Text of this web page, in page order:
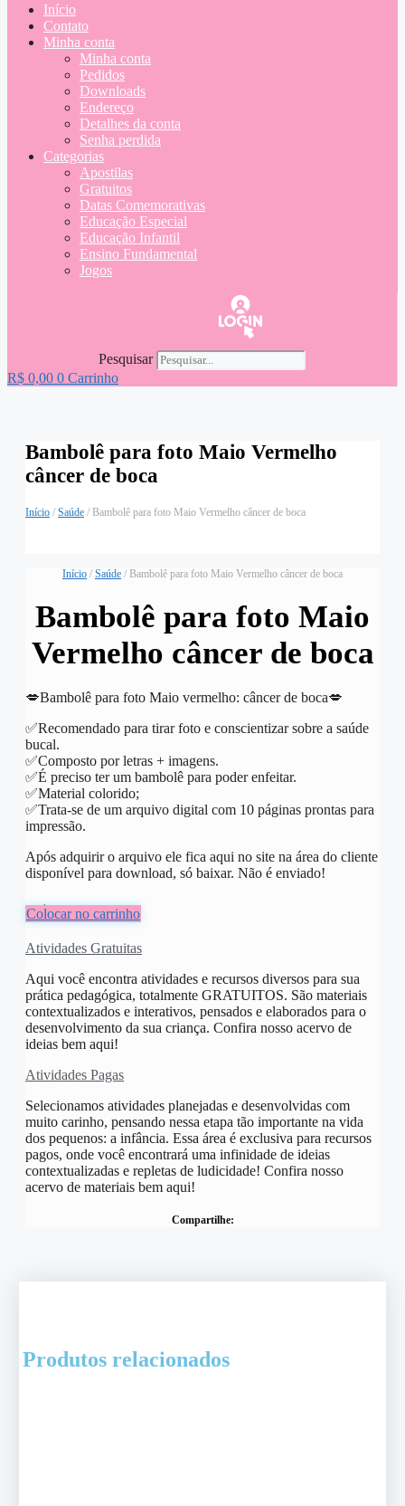
Início
Contato
Minha conta
Minha conta
Pedidos
Downloads
Endereço
Detalhes da conta
Senha perdida
Categorias
Apostilas
Gratuitos
Datas Comemorativas
Educação Especial
Educação Infantil
Ensino Fundamental
Jogos
Pesquisar
R$ 0,00 0 Carrinho
Bambolê para foto Maio Vermelho
câncer de boca
Início / Saúde / Bambolê para foto Maio Vermelho câncer de boca
Início / Saúde / Bambolê para foto Maio Vermelho câncer de boca
Bambolê para foto Maio
Vermelho câncer de boca
💋Bambolê para foto Maio vermelho: câncer de boca💋
✅️Recomendado para tirar foto e conscientizar sobre a saúde
bucal.
✅️Composto por letras + imagens.
✅️É preciso ter um bambolê para poder enfeitar.
✅️Material colorido;
✅️Trata-se de um arquivo digital com 10 páginas prontas para
impressão.
Após adquirir o arquivo ele fica aqui no site na área do cliente
disponível para download, só baixar. Não é enviado!
R$6,00
Colocar no carrinho
Atividades Gratuitas
Aqui você encontra atividades e recursos diversos para sua
prática pedagógica, totalmente GRATUITOS. São materiais
contextualizados e interativos, pensados e elaborados para o
desenvolvimento da sua criança. Confira nosso acervo de
ideias bem aqui!
Atividades Pagas
Selecionamos atividades planejadas e desenvolvidas com
muito carinho, pensando nessa etapa tão importante na vida
dos pequenos: a infância. Essa área é exclusiva para recursos
pagos, onde você encontrará uma infinidade de ideias
contextualizadas e repletas de ludicidade! Confira nosso
acervo de materiais bem aqui!
Compartilhe:
Produtos relacionados